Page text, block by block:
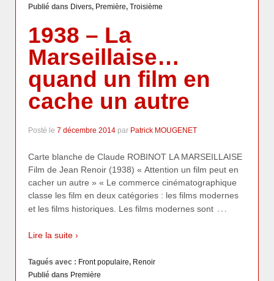
Publié dans Divers, Première, Troisième
1938 – La
Marseillaise…
quand un film en
cache un autre
Posté le 7 décembre 2014 par Patrick MOUGENET
Carte blanche de Claude ROBINOT LA MARSEILLAISE
Film de Jean Renoir (1938) « Attention un film peut en
cacher un autre » « Le commerce cinématographique
classe les film en deux catégories : les films modernes
et les films historiques. Les films modernes sont …
Lire la suite ›
Tagués avec : Front populaire, Renoir
Publié dans Première